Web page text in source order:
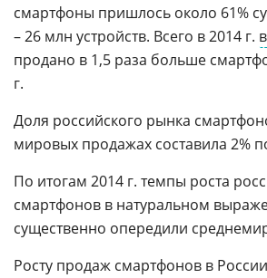
смартфоны пришлось около 61%
– 26 млн устройств. Всего в 2014 г.
продано в 1,5 раза больше
г.
Доля российского рынка
мировых продажах составила 2%
По итогам 2014 г. темпы роста
смартфонов в натуральном
существенно опередили
Росту продаж смартфонов в